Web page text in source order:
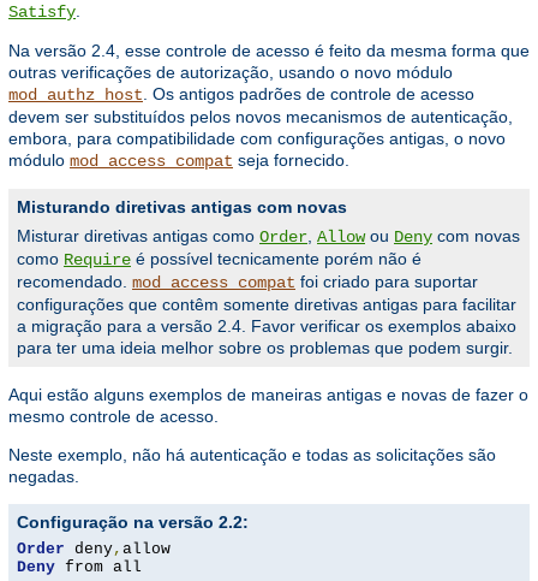
Satisfy
Na versão 2.4, esse controle de acesso é feito da mesma forma que
outras verificações de autorização, usando o novo módulo
mod_authz_host . Os antigos padrões de controle de acesso
devem ser substituídos pelos novos mecanismos de autenticação,
embora, para compatibilidade com configurações antigas, o novo
módulo mod_access_compat seja fornecido.
Misturando diretivas antigas com novas
Misturar diretivas antigas como Order Allowou Deny com novas
como Require é possível tecnicamente porém não é
recomendado. mod_access_compat foi criado para suportar
configurações que contêm somente diretivas antigas para facilitar
a migração para a versão 2.4. Favor verificar os exemplos abaixo
para ter uma ideia melhor sobre os problemas que podem surgir.
Aqui estão alguns exemplos de maneiras antigas e novas de fazer o
mesmo controle de acesso.
Neste exemplo, não há autenticação e todas as solicitações são
negadas.
Configuração na versão 2.2:
Order deny,
Deny from all